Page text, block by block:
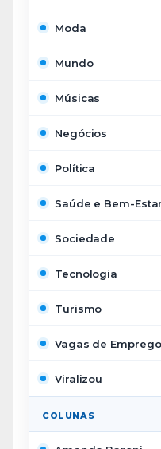
Moda
Mundo
Músicas
Negócios
Política
Saúde e Bem-Estar
Sociedade
Tecnologia
Turismo
Vagas de Emprego
Viralizou
COLUNAS